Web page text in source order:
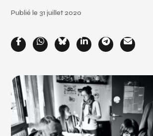
Publié le 31 juillet 2020